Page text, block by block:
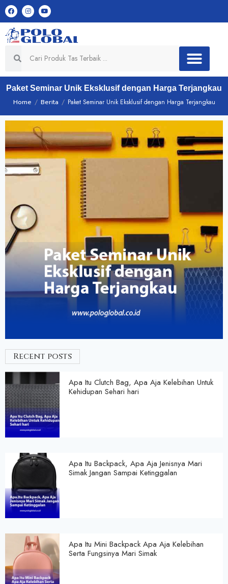
Paket Seminar Unik Eksklusif dengan Harga Terjangkau
Home / Berita / Paket Seminar Unik Eksklusif dengan Harga Terjangkau
Recent posts
Apa Itu Clutch Bag, Apa Aja Kelebihan Untuk
Kehidupan Sehari hari
Apa Itu Backpack, Apa Aja Jenisnya Mari
Simak Jangan Sampai Ketinggalan
Apa Itu Mini Backpack Apa Aja Kelebihan
Serta Fungsinya Mari Simak